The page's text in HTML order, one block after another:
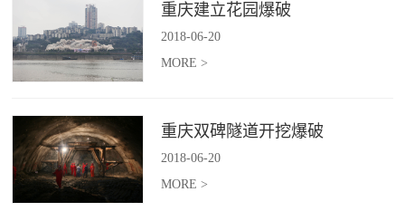
重庆建立花园爆破
2018-06-20
MORE >
重庆双碑隧道开挖爆破
2018-06-20
MORE >